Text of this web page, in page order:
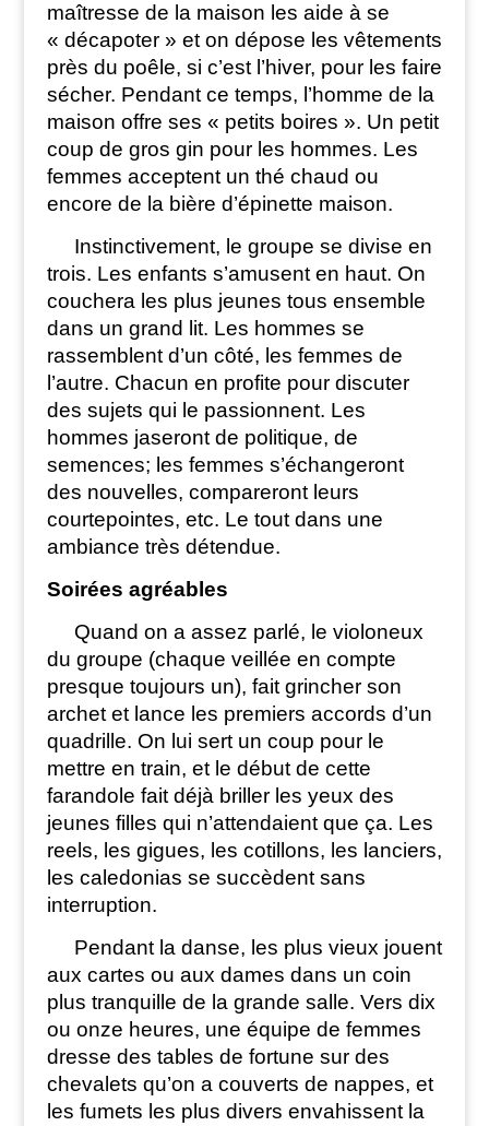
maîtresse de la maison les aide à se
« décapoter » et on dépose les vêtements
près du poêle, si c’est l’hiver, pour les faire
sécher. Pendant ce temps, l’homme de la
maison offre ses « petits boires ». Un petit
coup de gros gin pour les hommes. Les
femmes acceptent un thé chaud ou
encore de la bière d’épinette maison.
Instinctivement, le groupe se divise en
trois. Les enfants s’amusent en haut. On
couchera les plus jeunes tous ensemble
dans un grand lit. Les hommes se
rassemblent d’un côté, les femmes de
l’autre. Chacun en profite pour discuter
des sujets qui le passionnent. Les
hommes jaseront de politique, de
semences; les femmes s’échangeront
des nouvelles, compareront leurs
courtepointes, etc. Le tout dans une
ambiance très détendue.
Soirées agréables
Quand on a assez parlé, le violoneux
du groupe (chaque veillée en compte
presque toujours un), fait grincher son
archet et lance les premiers accords d’un
quadrille. On lui sert un coup pour le
mettre en train, et le début de cette
farandole fait déjà briller les yeux des
jeunes filles qui n’attendaient que ça. Les
reels, les gigues, les cotillons, les lanciers,
les caledonias se succèdent sans
interruption.
Pendant la danse, les plus vieux jouent
aux cartes ou aux dames dans un coin
plus tranquille de la grande salle. Vers dix
ou onze heures, une équipe de femmes
dresse des tables de fortune sur des
chevalets qu’on a couverts de nappes, et
les fumets les plus divers envahissent la